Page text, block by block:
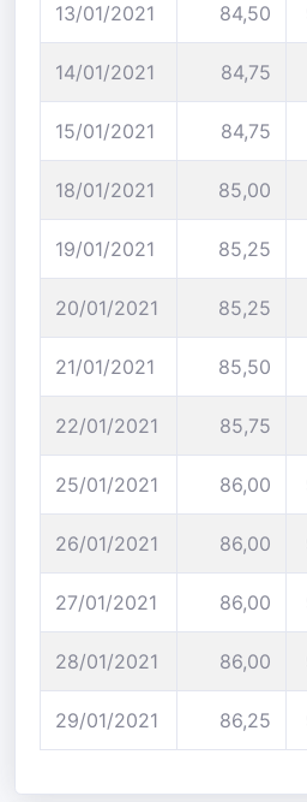
13/01/2021 84,50
14/01/2021 84,75
15/01/2021 84,75
18/01/2021 85,00
19/01/2021 85,25
20/01/2021 85,25
21/01/2021 85,50
22/01/2021 85,75
25/01/2021 86,00
26/01/2021 86,00
27/01/2021 86,00
28/01/2021 86,00
29/01/2021 86,25